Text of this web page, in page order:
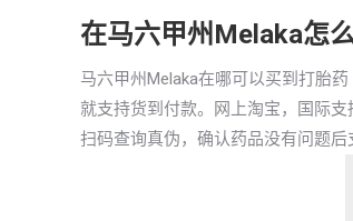
在马六甲州Melaka怎
马六甲州Melaka在哪可以买到打胎
就支持货到付款。网上淘宝，国际
扫码查询真伪，确认药品没有问题后